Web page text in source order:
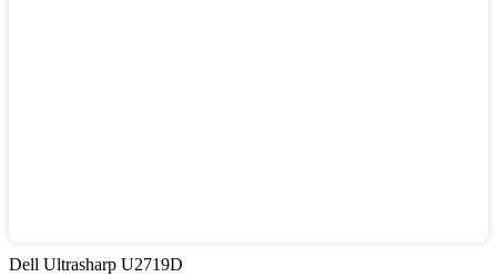
Dell Ultrasharp U2719D